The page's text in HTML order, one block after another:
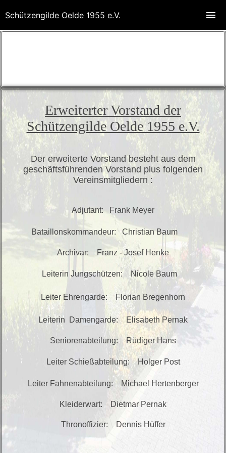
Erweiterter Vorstand der
Schützengilde Oelde 1955 e.V.
Der erweiterte Vorstand besteht aus dem
geschäftsführenden Vorstand plus folgenden
Vereinsmitgliedern :
Adjutant: Frank Meyer
Bataillonskommandeur: Christian Baum
Archivar: Franz - Josef Henke
Leiterin Jungschützen: Nicole Baum
Leiter Ehrengarde: Florian Bregenhorn
Leiterin Damengarde: Elisabeth Pernak
Seniorenabteilung: Rüdiger Hans
Leiter Schießabteilung: Holger Post
Leiter Fahnenabteilung: Michael Hertenberger
Kleiderwart: Dietmar Pernak
Thronoffizier: Dennis Hüffer
Schützengilde Oelde 1955 e.V.